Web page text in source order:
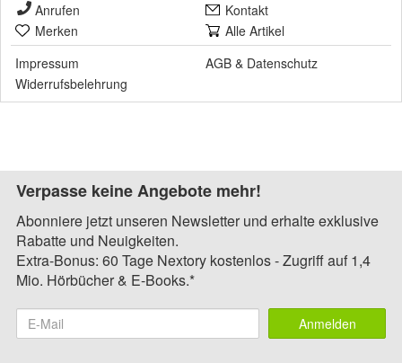
Anrufen
Kontakt
Merken
Alle Artikel
Impressum
AGB & Datenschutz
Widerrufsbelehrung
Verpasse keine Angebote mehr!
Abonniere jetzt unseren Newsletter und erhalte exklusive
Rabatte und Neuigkeiten.
Extra-Bonus: 60 Tage Nextory kostenlos - Zugriff auf 1,4
Mio. Hörbücher & E-Books.*
Anmelden